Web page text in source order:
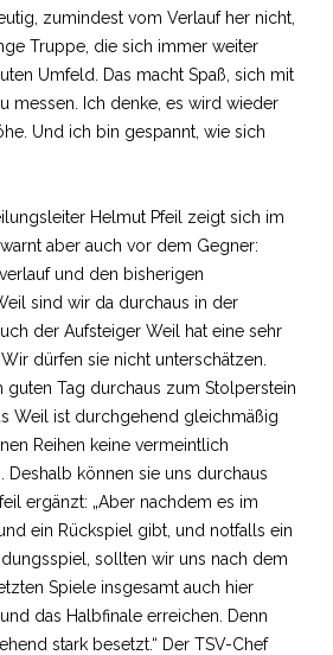
zumindest vom Verlauf her nicht,
Truppe, die sich immer weiter
Umfeld. Das macht Spaß, sich mit
messen. Ich denke, es wird wieder
Und ich bin gespannt, wie sich
Helmut Pfeil zeigt sich im
aber auch vor dem Gegner:
und den bisherigen
sind wir da durchaus in der
der Aufsteiger Weil hat eine sehr
dürfen sie nicht unterschätzen.
guten Tag durchaus zum Stolperstein
Weil ist durchgehend gleichmäßig
Reihen keine vermeintlich
Deshalb können sie uns durchaus
ergänzt: „Aber nachdem es im
ein Rückspiel gibt, und notfalls ein
sollten wir uns nach dem
Spiele insgesamt auch hier
das Halbfinale erreichen. Denn
stark besetzt.“ Der TSV-Chef